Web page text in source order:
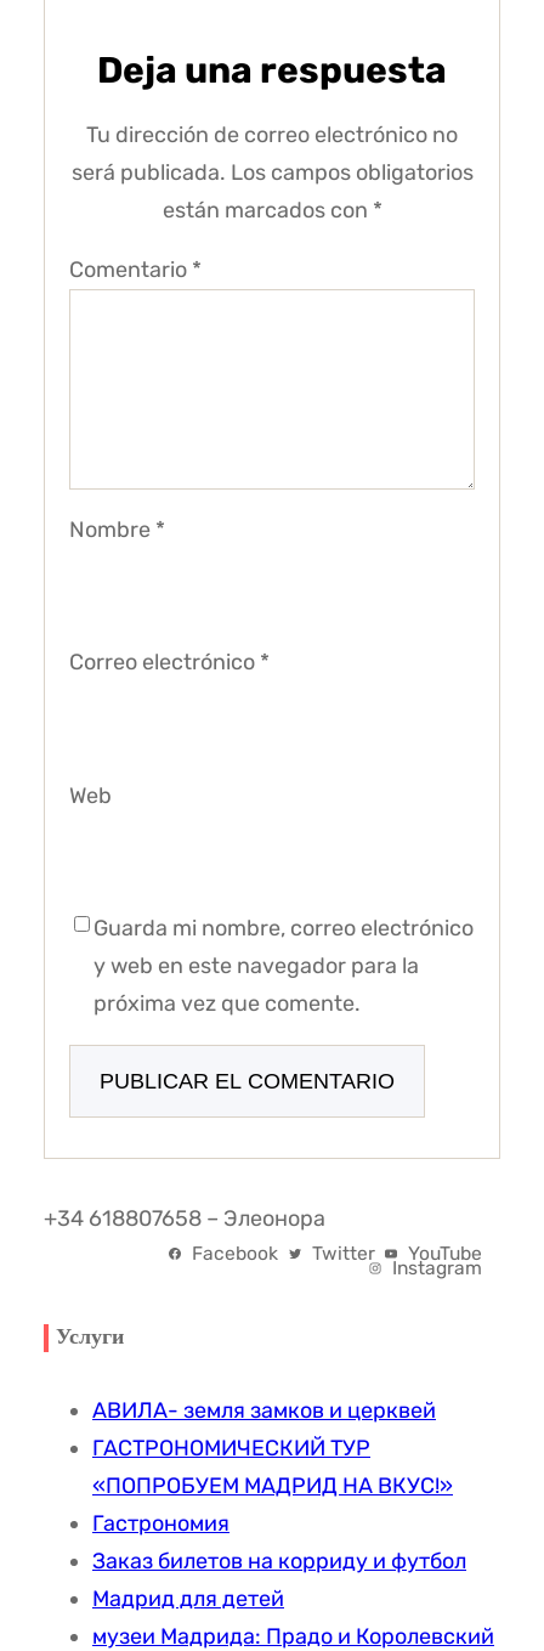
Deja una respuesta
Tu dirección de correo electrónico no
será publicada. Los campos obligatorios
están marcados con *
Comentario *
Nombre *
Correo electrónico *
Web
Guarda mi nombre, correo electrónico
y web en este navegador para la
próxima vez que comente.
+34 618807658 – Элеонора
Facebook Twitter YouTube
Instagram
Услуги
АВИЛА- земля замков и церквей
ГАСТРОНОМИЧЕСКИЙ ТУР
«ПОПРОБУЕМ МАДРИД НА ВКУС!»
Гастрономия
Заказ билетов на корриду и футбол
Мадрид для детей
музеи Мадрида: Прадо и Королевский